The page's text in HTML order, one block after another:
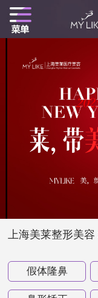
上海美莱整形美容
假体隆鼻